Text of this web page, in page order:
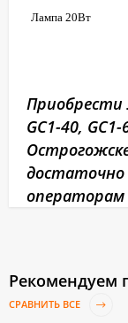
Лампа 20Вт
GC1-40,
операторам
Рекомендуем
СРАВНИТЬ ВСЕ